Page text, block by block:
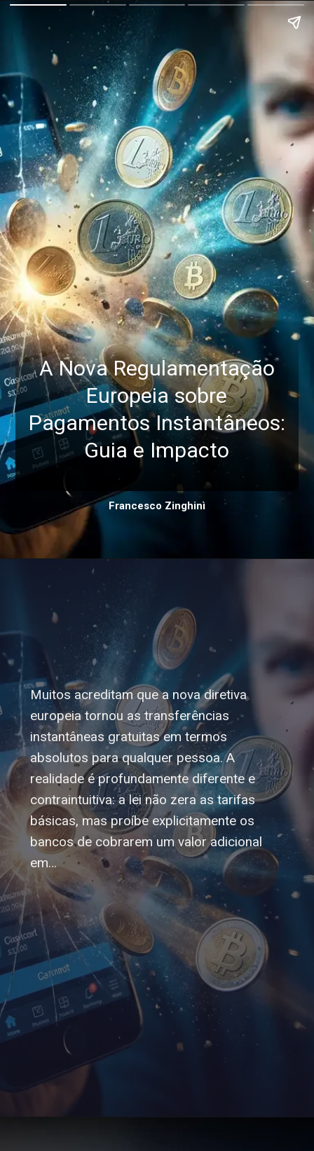
A Nova Regulamentação
Europeia sobre
Pagamentos Instantâneos:
Guia e Impacto
Francesco Zinghinì
Muitos acreditam que a nova diretiva
europeia tornou as transferências
instantâneas gratuitas em termos
absolutos para qualquer pessoa. A
realidade é profundamente diferente e
contraintuitiva: a lei não zera as tarifas
básicas, mas proíbe explicitamente os
bancos de cobrarem um valor adicional
em…